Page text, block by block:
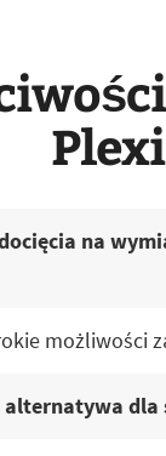
Plexi
na
możliwości
alternatywa dla